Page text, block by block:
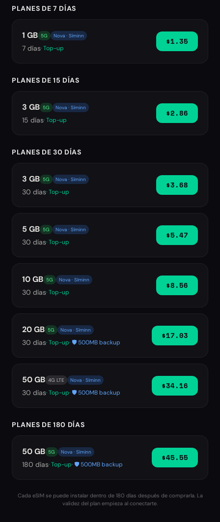
PLANES DE 7 DÍAS
1 GB 5G Nova · Síminn
7 días· Top-up
$1.35
PLANES DE 15 DÍAS
3 GB 5G Nova · Síminn
15 días· Top-up
$2.86
PLANES DE 30 DÍAS
3 GB 5G Nova · Síminn
30 días· Top-up
$3.68
5 GB 5G Nova · Síminn
30 días· Top-up
$5.47
10 GB 5G Nova · Síminn
30 días· Top-up
$8.56
20 GB 5G Nova · Síminn
30 días· Top-up· 🛡️ 500MB backup
$17.03
50 GB 4G LTE Nova · Síminn
30 días· Top-up· 🛡️ 500MB backup
$34.16
PLANES DE 180 DÍAS
50 GB 5G Nova · Síminn
180 días· Top-up· 🛡️ 500MB backup
$45.55
Cada eSIM se puede instalar dentro de 180 días después de comprarla. La
validez del plan empieza al conectarte.